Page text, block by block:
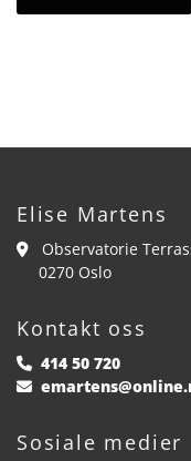
Elise Martens

Observatorie
0270 Oslo
Kontakt oss
 414 50 720

Sosiale medier